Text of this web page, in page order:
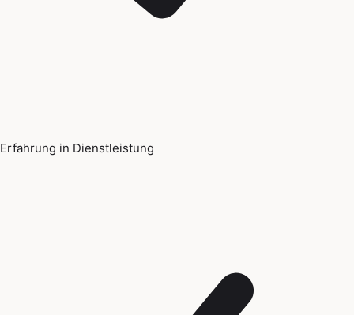
Erfahrung in Dienstleistung